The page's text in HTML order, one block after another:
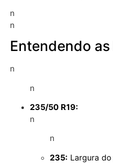
n
n
Entendendo
n
n
235/50 R19:
n
n
235: Largura do